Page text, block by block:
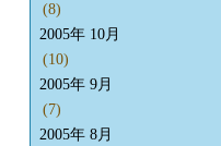
(8)
2005年 10月
(10)
2005年 9月
(7)
2005年 8月